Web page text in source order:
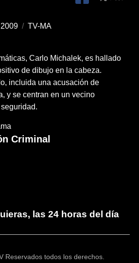
2009 / TV-MA
Carlo Michalek, es hallado
de dibujo en la cabeza.
incluida una acusación de
y se centran en un vecino
Criminal
las 24 horas del día
Reservados todos los derechos.